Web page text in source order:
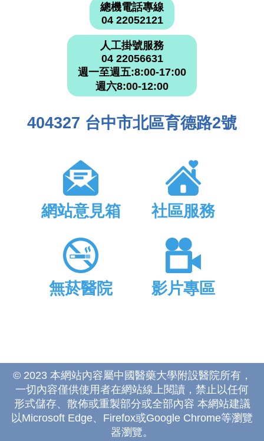
總機電話專線
04 22052121
人工掛號服務
04 22056631
週一至週五:8:00-17:00
週六8:00-12:00
404327 台中市北區育德路2號
網站意見箱 社區服務
無菸醫院 影片專區
© 2023 本網站內容屬中國醫藥大學附設醫院所有，
一切內容僅供使用者在網站線上閱讀，禁止以任何
形式儲存、散佈或重製部分或全部內容 本網站建議
以Microsoft Edge、Firefox或Google Chrome等瀏覽
器瀏覽。